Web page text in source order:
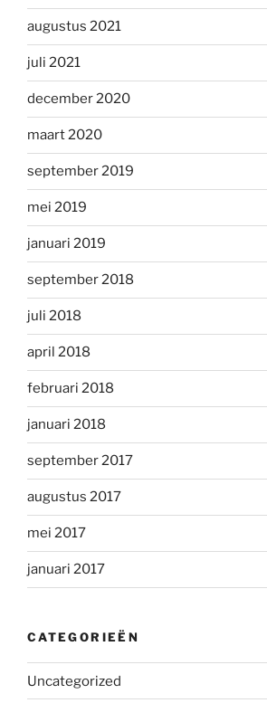
augustus 2021
juli 2021
december 2020
maart 2020
september 2019
mei 2019
januari 2019
september 2018
juli 2018
april 2018
februari 2018
januari 2018
september 2017
augustus 2017
mei 2017
januari 2017
CATEGORIEËN
Uncategorized